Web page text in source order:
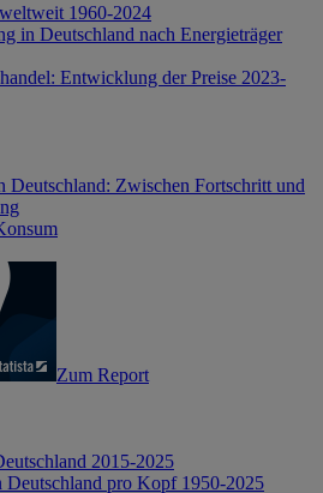
1960-2024
in Deutschland nach Energieträger
Entwicklung der Preise 2023-
Deutschland: Zwischen Fortschritt und
Zum Report
2015-2025
Deutschland pro Kopf 1950-2025